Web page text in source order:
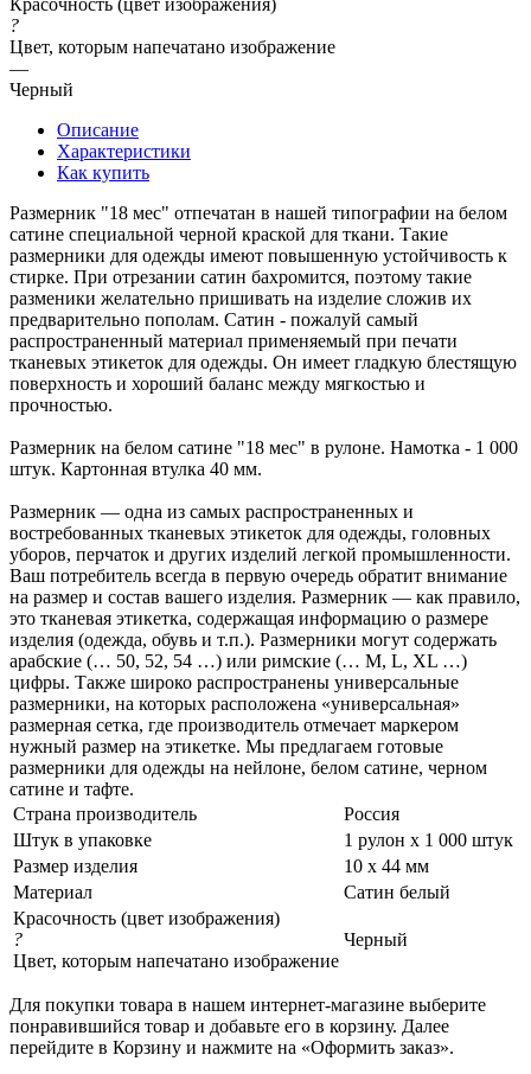
?
Цвет, которым напечатано изображение
—
Черный
Описание
Характеристики
Как купить
Размерник "18 мес" отпечатан в нашей типографии на белом
сатине специальной черной краской для ткани. Такие
размерники для одежды имеют повышенную устойчивость к
стирке. При отрезании сатин бахромится, поэтому такие
разменики желательно пришивать на изделие сложив их
предварительно пополам. Сатин - пожалуй самый
распространенный материал применяемый при печати
тканевых этикеток для одежды. Он имеет гладкую блестящую
поверхность и хороший баланс между мягкостью и
прочностью.
Размерник на белом сатине "18 мес" в рулоне. Намотка - 1 000
штук. Картонная втулка 40 мм.
Размерник — одна из самых распространенных и
востребованных тканевых этикеток для одежды, головных
уборов, перчаток и других изделий легкой промышленности.
Ваш потребитель всегда в первую очередь обратит внимание
на размер и состав вашего изделия. Размерник — как правило,
это тканевая этикетка, содержащая информацию о размере
изделия (одежда, обувь и т.п.). Размерники могут содержать
арабские (… 50, 52, 54 …) или римские (… M, L, XL …)
цифры. Также широко распространены универсальные
размерники, на которых расположена «универсальная»
размерная сетка, где производитель отмечает маркером
нужный размер на этикетке. Мы предлагаем готовые
размерники для одежды на нейлоне, белом сатине, черном
сатине и тафте.
Страна производитель
Россия
Штук в упаковке
1 рулон х 1 000 штук
Размер изделия
10 х 44 мм
Материал
Сатин белый
Красочность (цвет изображения)
?
Цвет, которым напечатано изображение
Черный
Для покупки товара в нашем интернет-магазине выберите
понравившийся товар и добавьте его в корзину. Далее
перейдите в Корзину и нажмите на «Оформить заказ».